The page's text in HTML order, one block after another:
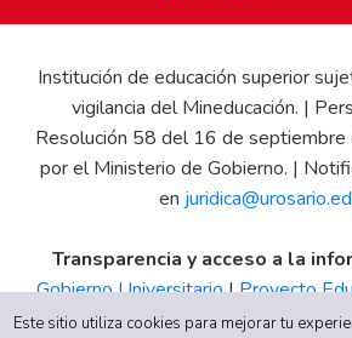
Institución de educación superior
vigilancia del Mineducación. |
Resolución 58 del 16 de
por el Ministerio de Gobierno. |
en
Transparencia y acceso a la
Gobierno Universitario|Proyecto
|Informe de Gestión|Boletín
Este sitio utiliza cookies para mejorar tu